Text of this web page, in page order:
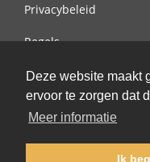
Deze website maakt
ervoor te zorgen dat
Meer informatie
Ik
Privacybeleid
Regels
Contact met ons